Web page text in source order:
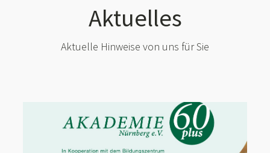
Aktuelles
Aktuelle Hinweise von uns für Sie